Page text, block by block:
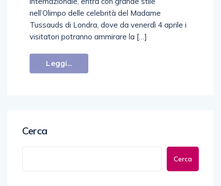
nell’Olimpo delle celebrità del Madame
Tussauds di Londra, dove da venerdì 4 aprile i
visitatori potranno ammirare la […]
Leggi...
Cerca
Cerca